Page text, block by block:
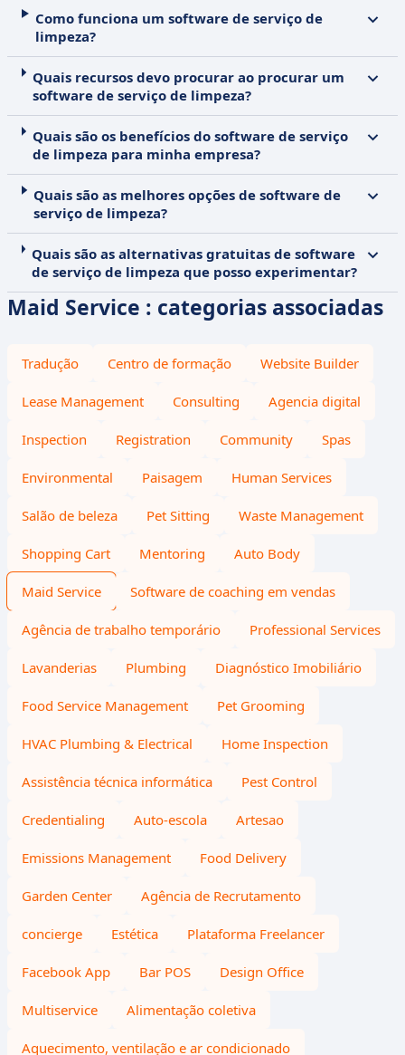
Como funciona um software de serviço de
limpeza?
Quais recursos devo procurar ao procurar um
software de serviço de limpeza?
Quais são os benefícios do software de serviço
de limpeza para minha empresa?
Quais são as melhores opções de software de
serviço de limpeza?
Quais são as alternativas gratuitas de software
de serviço de limpeza que posso experimentar?
Maid Service : categorias associadas
Tradução Centro de formação Website Builder
Lease Management Consulting Agencia digital
Inspection Registration Community Spas
Environmental Paisagem Human Services
Salão de beleza Pet Sitting Waste Management
Shopping Cart Mentoring Auto Body
Maid Service Software de coaching em vendas
Agência de trabalho temporário Professional Services
Lavanderias Plumbing Diagnóstico Imobiliário
Food Service Management Pet Grooming
HVAC Plumbing & Electrical Home Inspection
Assistência técnica informática Pest Control
Credentialing Auto-escola Artesao
Emissions Management Food Delivery
Garden Center Agência de Recrutamento
concierge Estética Plataforma Freelancer
Facebook App Bar POS Design Office
Multiservice Alimentação coletiva
Aquecimento, ventilação e ar condicionado